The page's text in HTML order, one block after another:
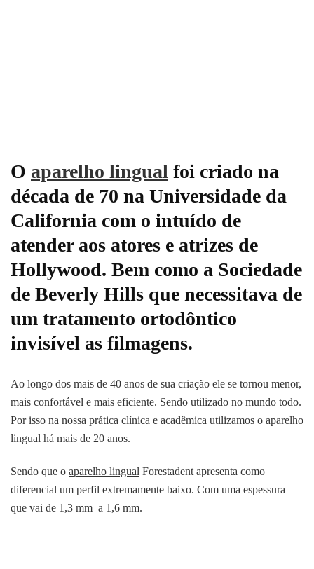
O aparelho lingual foi criado na
década de 70 na Universidade da
California com o intuído de
atender aos atores e atrizes de
Hollywood. Bem como a Sociedade
de Beverly Hills que necessitava de
um tratamento ortodôntico
invisível as filmagens.
Ao longo dos mais de 40 anos de sua criação ele se tornou menor,
mais confortável e mais eficiente. Sendo utilizado no mundo todo.
Por isso na nossa prática clínica e acadêmica utilizamos o aparelho
lingual há mais de 20 anos.
Sendo que o aparelho lingual Forestadent apresenta como
diferencial um perfil extremamente baixo. Com uma espessura
que vai de 1,3 mm a 1,6 mm.